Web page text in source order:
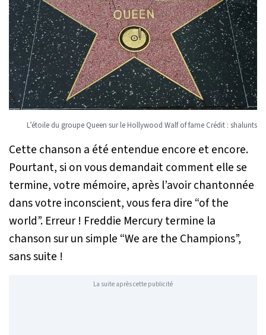
L’étoile du groupe Queen sur le Hollywood Walf of fame Crédit : shalunts
Cette chanson a été entendue encore et encore.
Pourtant, si on vous demandait comment elle se
termine, votre mémoire, après l’avoir chantonnée
dans votre inconscient, vous fera dire “of the
world”. Erreur ! Freddie Mercury termine la
chanson sur un simple “We are the Champions”,
sans suite !
La suite après cette publicité